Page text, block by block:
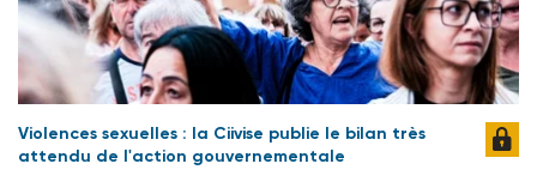
Violences sexuelles : la Ciivise publie le bilan très
attendu de l'action gouvernementale